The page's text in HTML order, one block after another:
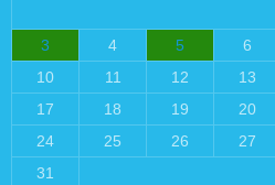
3
4 5 6
10
11 12 13
17
18 19 20
24
25 26 27
31